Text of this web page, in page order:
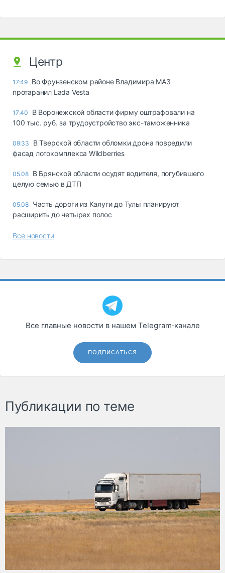
Центр
17:49 Во Фрунзенском районе Владимира МАЗ
протаранил Lada Vesta
17:40
В Воронежской области фирму оштрафовали на
100 тыс. руб. за трудоустройство экс-таможенника
09:33
В Тверской области обломки дрона повредили
фасад логокомплекса Wildberries
05.08 В Брянской области осудят водителя, погубившего
целую семью в ДТП
05.08 Часть дороги из Калуги до Тулы планируют
расширить до четырех полос
Все новости
Все главные новости в нашем Telegram‑канале
ПОДПИСАТЬСЯ
Публикации по теме